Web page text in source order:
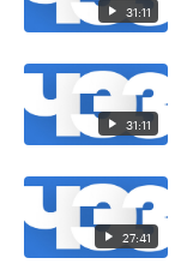
31:11
31:11
27:41